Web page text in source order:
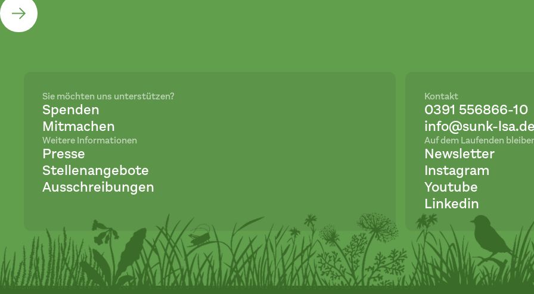
Sie möchten uns unterstützen?
Spenden
Mitmachen
Weitere Informationen
Presse
Stellenangebote
Ausschreibungen
Kontakt
0391 556866-10
info@sunk-lsa.de
Auf dem Laufenden
Newsletter
Instagram
Youtube
Linkedin